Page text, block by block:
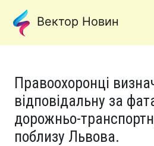
Вектор Новин
Правоохоронці
відповідальну за
дорожньо-
поблизу Львова.